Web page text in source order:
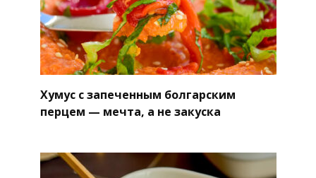
Хумус с запеченным болгарским
перцем — мечта, а не закуска